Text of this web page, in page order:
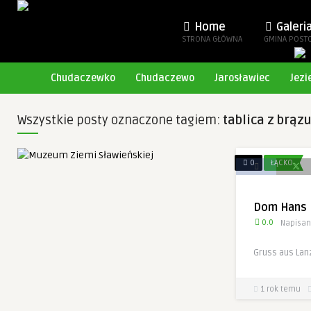
Home
STRONA GŁÓWNA
Galeria
GMINA
Chudaczewko Chudaczewo Jarosławiec
Wszystkie posty oznaczone tagiem: tablica z brązu
0 ŁĄCKO
Dom Hans
0.0
Gruss aus
1 rok temu